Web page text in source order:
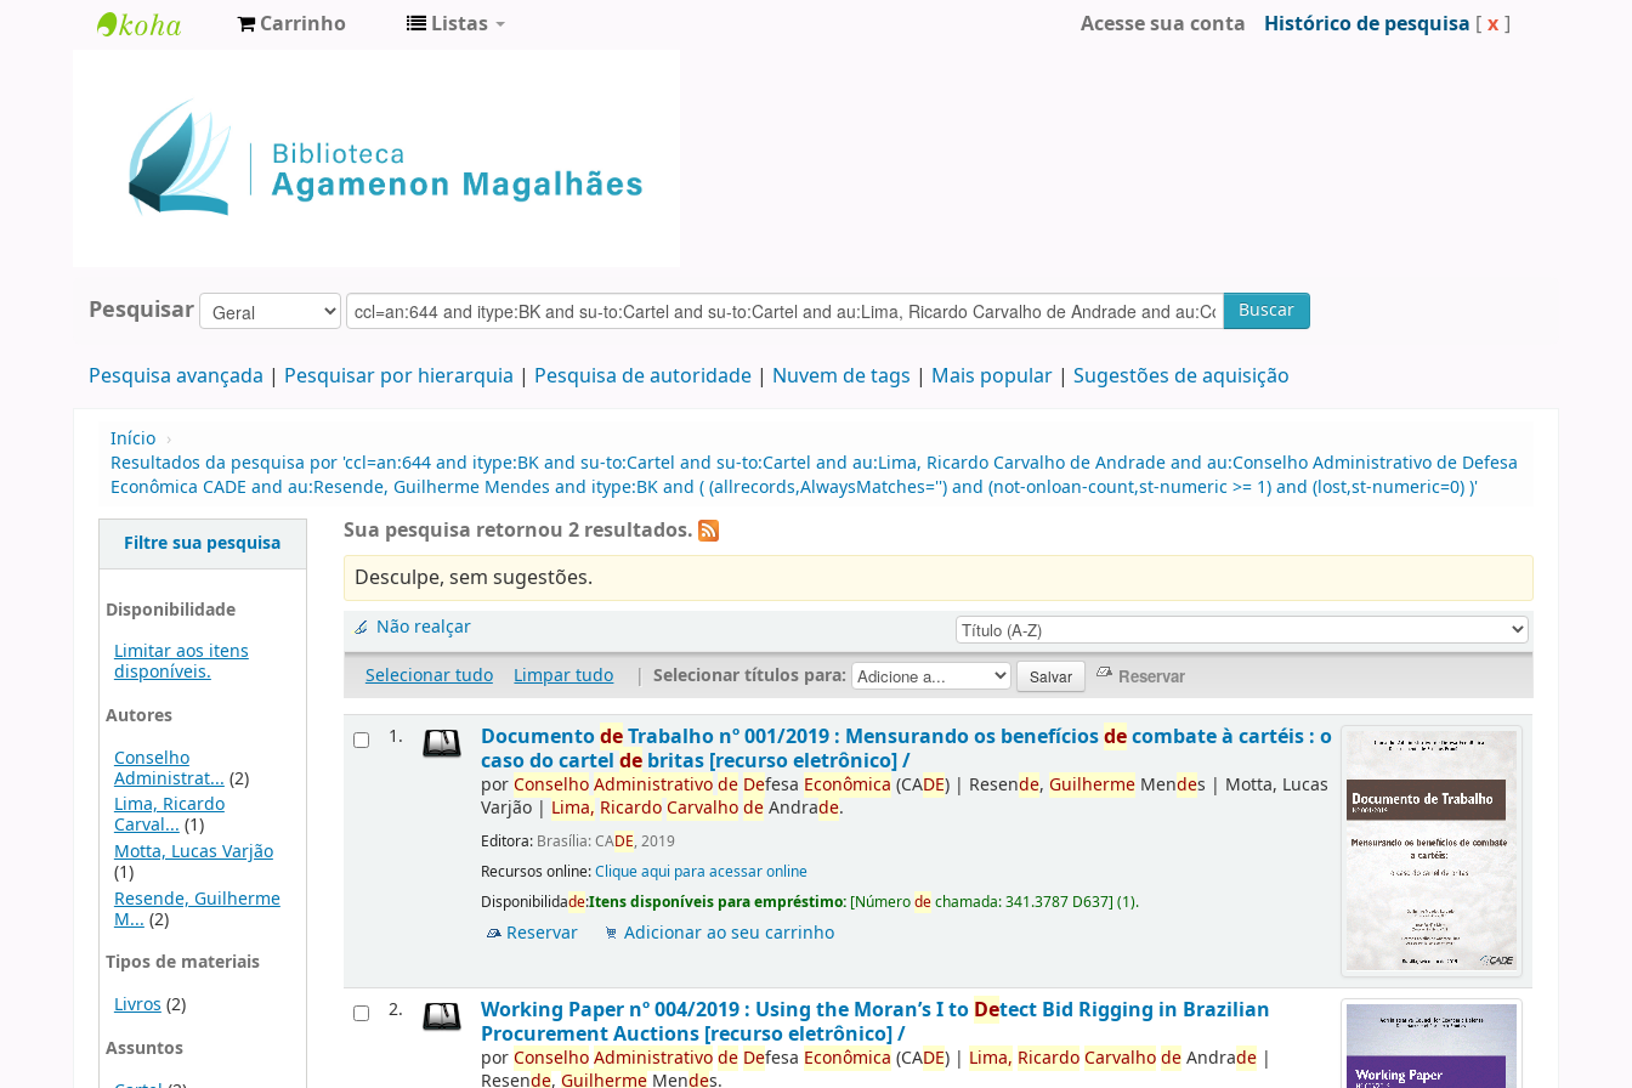
Agamenon
Magalhães
Carrinho Listas Acesse sua conta Histórico de pesquisa [ x ]
Pesquisar Buscar
Pesquisa avançada Pesquisar por hierarquia Pesquisa de autoridade Nuvem de tags Mais popular Sugestões de aquisição
Início ›
Resultados da pesquisa por 'ccl=an:644 and itype:BK and su-to:Cartel and su-to:Cartel and au:Lima, Ricardo Carvalho de Andrade and au:Conselho Administrativo de Defesa
Econômica CADE and au:Resende, Guilherme Mendes and itype:BK and ( (allrecords,AlwaysMatches='') and (not-onloan-count,st-numeric >= 1) and (lost,st-numeric=0) )'
Filtre sua pesquisa
Disponibilidade
Limitar aos itens
disponíveis.
Autores
Conselho
Administrat... (2)
Lima, Ricardo
Carval...(1)
Motta, Lucas Varjão
(1)
Resende, Guilherme
M... (2)
Tipos de materiais
Livros (2)
Assuntos
Sua pesquisa retornou 2 resultados.
Desculpe, sem sugestões.
Não realçar
Selecionar tudo
Limpar tudo | Selecionar títulos para:
1. DocumentodeTrabalho nº 001/2019 : Mensurando os benefíciosdecombate à cartéis : o
caso do cartelde britas [recurso eletrônico] /
porConselhoAdministrativode Defesa Econômica (CADE) | Resende,Guilherme Mendes | Motta, Lucas
Varjão | Lima, RicardoCarvalhodeAndrade.
Editora: Brasília: CADE, 2019
Recursos online:Clique aqui para acessar online
Disponibilidade:Itens disponíveis para empréstimo: [Númerodechamada:341.3787 D637](1).
Reservar Adicionar ao seu carrinho
2. Working Paper nº 004/2019 : Using the Moran’s I to Detect Bid Rigging in Brazilian
Procurement Auctions [recurso eletrônico] /
porConselhoAdministrativode Defesa Econômica (CADE) | Lima, RicardoCarvalhodeAndrade |
Resende,Guilherme Mendes.